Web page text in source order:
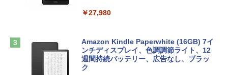
￥2,952
Apple 2026 MacBook Air M5チップ搭載
13インチノートブック：AIとApple Intell
igence、13.6インチLiquid Retinaディ
スプレイ、16GBユニファイドメモリ、51
ows11、10/mac対応|PC2台
￥39,582
bデザイン入門講座［第2版］
ClaudeCode いちばんやさしい 教科書:
￥27,980
Amazon Kindle Paperwhite (16GB) 7イ
ンチディスプレイ、色調調節ライト、12
週間持続バッテリー、広告なし、ブラッ
ク